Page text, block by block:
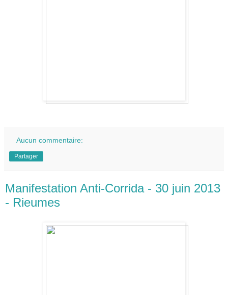
Aucun commentaire:
Partager
Manifestation Anti-Corrida - 30 juin 2013
- Rieumes